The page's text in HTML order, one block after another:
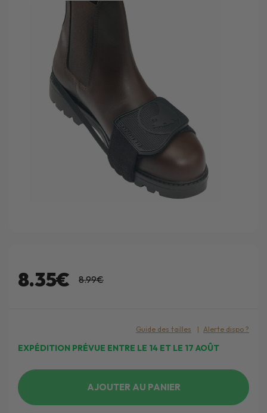
8.35€ 8.99€
EXPÉDITION PRÉVUE ENTRE LE 14 ET LE 17 AOÛT
Guide des tailles Alerte dispo ?
AJOUTER AU PANIER